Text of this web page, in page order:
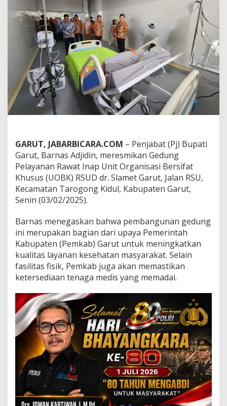
s
m
i
k
a
n
G
e
u
n
l
a
y
a
n
n
w
a
t
I
n
a
p
O
B
K
R
S
U
D
d
l
GARUT, JABARBICARA.COM – Penjabat (Pj) Bupati
Garut, Barnas Adjidin, meresmikan Gedung
Pelayanan Rawat Inap Unit Organisasi Bersifat
Khusus (UOBK) RSUD dr. Slamet Garut, Jalan RSU,
Kecamatan Tarogong Kidul, Kabupaten Garut,
Senin (03/02/2025).
Barnas menegaskan bahwa pembangunan gedung
ini merupakan bagian dari upaya Pemerintah
Kabupaten (Pemkab) Garut untuk meningkatkan
kualitas layanan kesehatan masyarakat. Selain
fasilitas fisik, Pemkab juga akan memastikan
ketersediaan tenaga medis yang memadai.